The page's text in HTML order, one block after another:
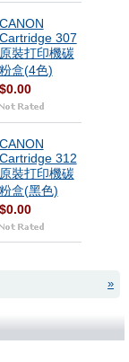
CANON
Cartridge 307
原裝打印機碳
粉盒(4色)
$0.00
CANON
Cartridge 312
原裝打印機碳
粉盒(黑色)
$0.00
»